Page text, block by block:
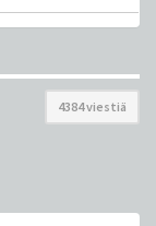
4384 viestiä